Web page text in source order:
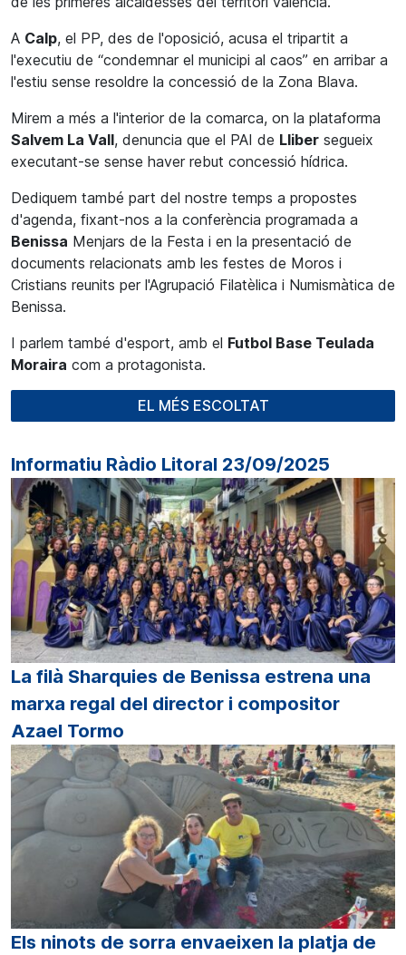
A Calp, el PP, des de l'oposició, acusa el tripartit a
l'executiu de “condemnar el municipi al caos” en arribar a
l'estiu sense resoldre la concessió de la Zona Blava.
Mirem a més a l'interior de la comarca, on la plataforma
Salvem La Vall, denuncia que el PAI de Lliber segueix
executant-se sense haver rebut concessió hídrica.
Dediquem també part del nostre temps a propostes
d'agenda, fixant-nos a la conferència programada a
Benissa Menjars de la Festa i en la presentació de
documents relacionats amb les festes de Moros i
Cristians reunits per l'Agrupació Filatèlica i Numismàtica de
Benissa.
I parlem també d'esport, amb el Futbol Base Teulada
Moraira com a protagonista.
EL MÉS ESCOLTAT
Informatiu Ràdio Litoral 23/09/2025
La filà Sharquies de Benissa estrena una
marxa regal del director i compositor
Azael Tormo
Els ninots de sorra envaeixen la platja de